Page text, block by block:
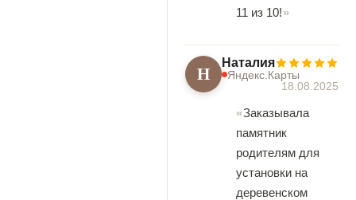
11 из 10!
Н Наталия
Яндекс.Карты
18.08.2025
Заказывала
памятник
родителям для
установки на
деревенском